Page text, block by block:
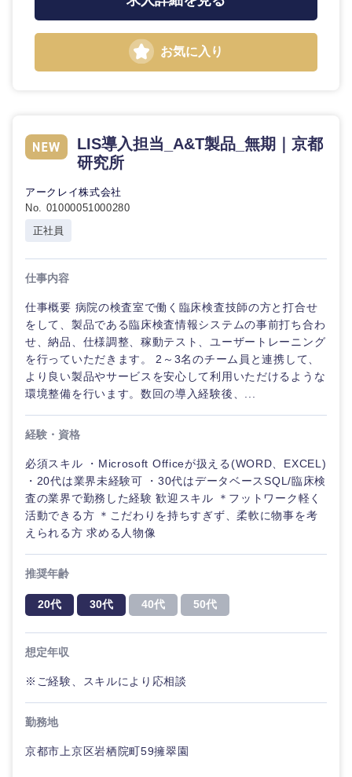
お気に入り
LIS導入担当_A&T製品_無期｜京都
研究所
アークレイ株式会社
No. 01000051000280
正社員
仕事内容
仕事概要 病院の検査室で働く臨床検査技師の方と打合せ
をして、製品である臨床検査情報システムの事前打ち合わ
せ、納品、仕様調整、稼動テスト、ユーザートレーニング
を行っていただきます。 2～3名のチーム員と連携して、
より良い製品やサービスを安心して利用いただけるような
環境整備を行います。数回の導入経験後、...
経験・資格
必須スキル ・Microsoft Officeが扱える(WORD、EXCEL)
・20代は業界未経験可 ・30代はデータベースSQL/臨床検
査の業界で勤務した経験 歓迎スキル ＊フットワーク軽く
活動できる方 ＊こだわりを持ちすぎず、柔軟に物事を考
えられる方 求める人物像
推奨年齢
20代 30代 40代 50代
想定年収
※ご経験、スキルにより応相談
勤務地
京都市上京区岩栖院町59擁翠園